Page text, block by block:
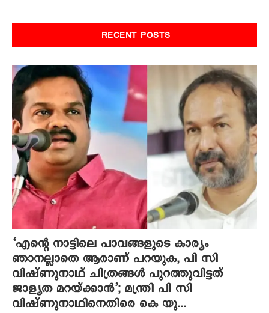
RECENT POSTS
‘എന്റെ നാട്ടിലെ പാവങ്ങളുടെ കാര്യം
ഞാനല്ലാതെ ആരാണ് പറയുക, പി സി
വിഷ്‌ണുനാഥ് ചിത്രങ്ങൾ പുറത്തുവിട്ടത്
ജാള്യത മറയ്ക്കാൻ’; മന്ത്രി പി സി
വിഷ്ണുനാഥിനെതിരെ കെ യു...